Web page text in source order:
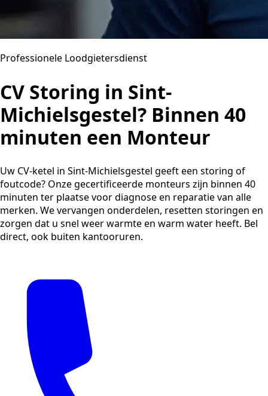
Professionele Loodgietersdienst
CV Storing in Sint-
Michielsgestel? Binnen 40
minuten een Monteur
Uw CV-ketel in Sint-Michielsgestel geeft een storing of
foutcode? Onze gecertificeerde monteurs zijn binnen 40
minuten ter plaatse voor diagnose en reparatie van alle
merken. We vervangen onderdelen, resetten storingen en
zorgen dat u snel weer warmte en warm water heeft. Bel
direct, ook buiten kantooruren.